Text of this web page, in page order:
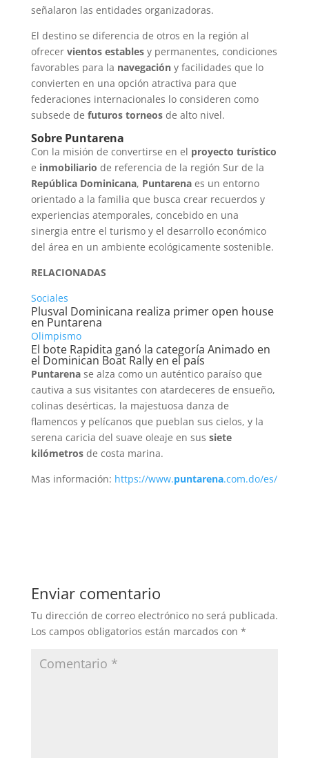
señalaron las entidades organizadoras.
El destino se diferencia de otros en la región al
ofrecer vientos establesy permanentes, condiciones
favorables para la navegacióny facilidades que lo
convierten en una opción atractiva para que
federaciones internacionales lo consideren como
subsede de futuros torneosde alto nivel.
Sobre Puntarena
Con la misión de convertirse en el proyecto turístico
e inmobiliario de referencia de la región Sur de la
República Dominicana, Puntarenaes un entorno
orientado a la familia que busca crear recuerdos y
experiencias atemporales, concebido en una
sinergia entre el turismo y el desarrollo económico
del área en un ambiente ecológicamente sostenible.
RELACIONADAS
Sociales
Plusval Dominicana realiza primer open house
en Puntarena
Olimpismo
El bote Rapidita ganó la categoría Animado en
el Dominican Boat Rally en el país
Puntarenase alza como un auténtico paraíso que
cautiva a sus visitantes con atardeceres de ensueño,
colinas desérticas, la majestuosa danza de
flamencos y pelícanos que pueblan sus cielos, y la
serena caricia del suave oleaje en sus siete
kilómetrosde costa marina.
Mas información: https://www.puntarena.com.do/es/
Enviar comentario
Tu dirección de correo electrónico no será publicada.
Los campos obligatorios están marcados con *